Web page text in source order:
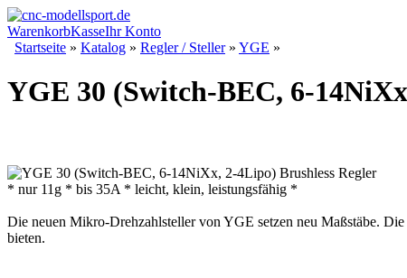
WarenkorbKasseIhr Konto
Startseite » Katalog » Regler / Steller» YGE »
YGE 30 (Switch-BEC, 6-
* nur 11g * bis 35A * leicht, klein, leistungsfähig *
Die neuen Mikro-Drehzahlsteller von YGE setzen neu Maßstäbe.
bieten.